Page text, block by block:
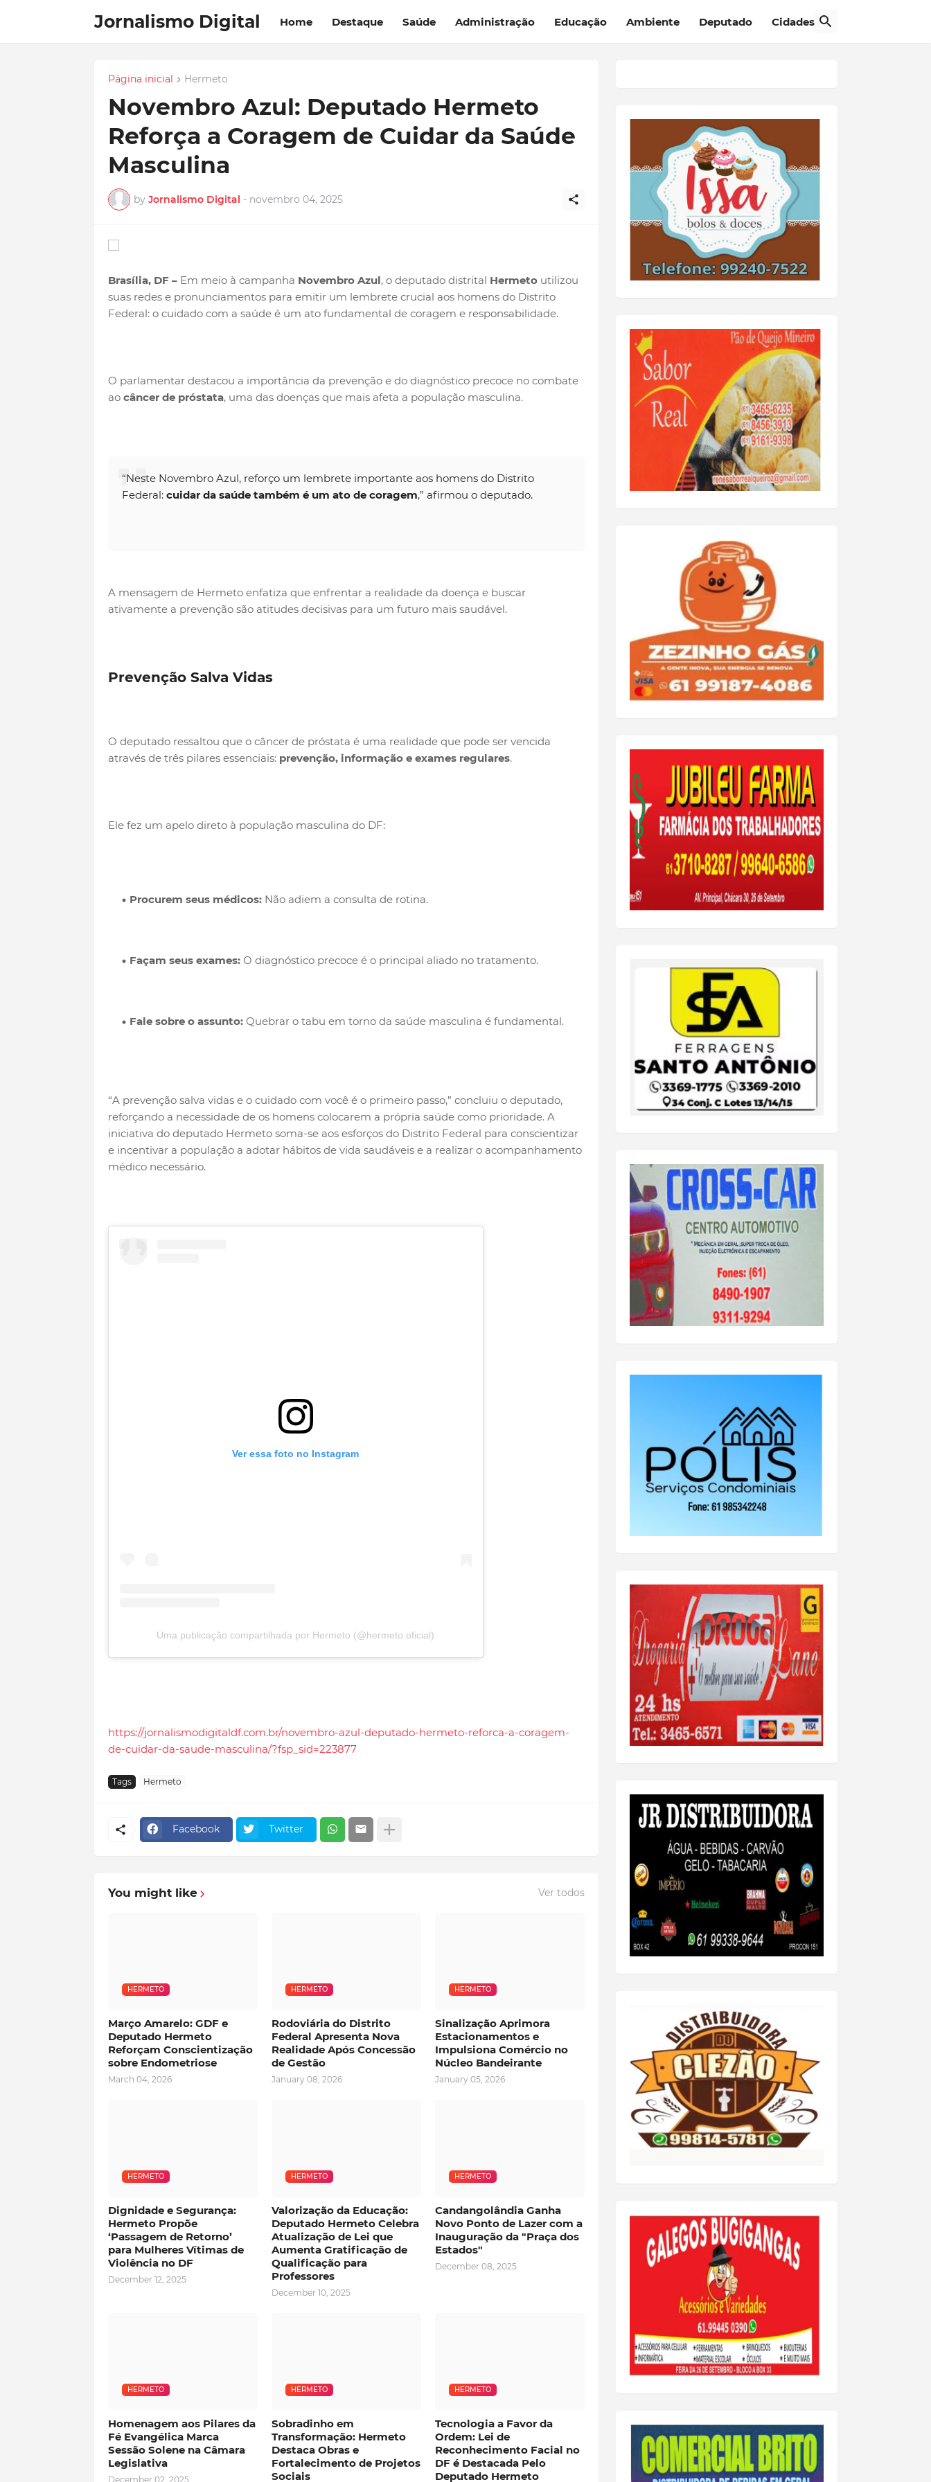
Jornalismo Digital Home Destaque Saúde Administração Educação Ambiente Deputado Cidades
Página inicial Hermeto
Novembro Azul: Deputado Hermeto
Reforça a Coragem de Cuidar da Saúde
Masculina
by Jornalismo Digital - novembro 04, 2025
Brasília, DF –Em meio à campanha Novembro Azul, o deputado distrital Hermetoutilizou
suas redes e pronunciamentos para emitir um lembrete crucial aos homens do Distrito
Federal: o cuidado com a saúde é um ato fundamental de coragem e responsabilidade.
O parlamentar destacou a importância da prevenção e do diagnóstico precoce no combate
ao câncer de próstata, uma das doenças que mais afeta a população masculina.
“Neste Novembro Azul, reforço um lembrete importante aos homens do Distrito
Federal: cuidar da saúde também é um ato de coragem,” afirmou o deputado.
A mensagem de Hermeto enfatiza que enfrentar a realidade da doença e buscar
ativamente a prevenção são atitudes decisivas para um futuro mais saudável.
Prevenção Salva Vidas
O deputado ressaltou que o câncer de próstata é uma realidade que pode ser vencida
através de três pilares essenciais: prevenção, informação e exames regulares.
Ele fez um apelo direto à população masculina do DF:
Procurem seus médicos:Não adiem a consulta de rotina.
Façam seus exames:O diagnóstico precoce é o principal aliado no tratamento.
Fale sobre o assunto:Quebrar o tabu em torno da saúde masculina é fundamental.
“A prevenção salva vidas e o cuidado com você é o primeiro passo,” concluiu o deputado,
reforçando a necessidade de os homens colocarem a própria saúde como prioridade. A
iniciativa do deputado Hermeto soma-se aos esforços do Distrito Federal para conscientizar
e incentivar a população a adotar hábitos de vida saudáveis e a realizar o acompanhamento
médico necessário.
Ver essa foto no Instagram
Uma publicação compartilhada por Hermeto (@hermeto.oficial)
https://jornalismodigitaldf.com.br/novembro-azul-deputado-hermeto-reforca-a-coragem-
de-cuidar-da-saude-masculina/?fsp_sid=223877
Tags Hermeto
Facebook Twitter
You might like Ver todos
HERMETO
Março Amarelo: GDF e
Deputado Hermeto
Reforçam Conscientização
sobre Endometriose
March 04, 2026
HERMETO
Rodoviária do Distrito
Federal Apresenta Nova
Realidade Após Concessão
de Gestão
January 08, 2026
HERMETO
Sinalização Aprimora
Estacionamentos e
Impulsiona Comércio no
Núcleo Bandeirante
January 05, 2026
HERMETO
Dignidade e Segurança:
Hermeto Propõe
‘Passagem de Retorno’
para Mulheres Vítimas de
Violência no DF
December 12, 2025
HERMETO
Valorização da Educação:
Deputado Hermeto Celebra
Atualização de Lei que
Aumenta Gratificação de
Qualificação para
Professores
December 10, 2025
HERMETO
Candangolândia Ganha
Novo Ponto de Lazer com a
Inauguração da "Praça dos
Estados"
December 08, 2025
HERMETO
Homenagem aos Pilares da
Fé Evangélica Marca
Sessão Solene na Câmara
Legislativa
December 02, 2025
HERMETO
Sobradinho em
Transformação: Hermeto
Destaca Obras e
Fortalecimento de Projetos
Sociais
HERMETO
Tecnologia a Favor da
Ordem: Lei de
Reconhecimento Facial no
DF é Destacada Pelo
Deputado Hermeto